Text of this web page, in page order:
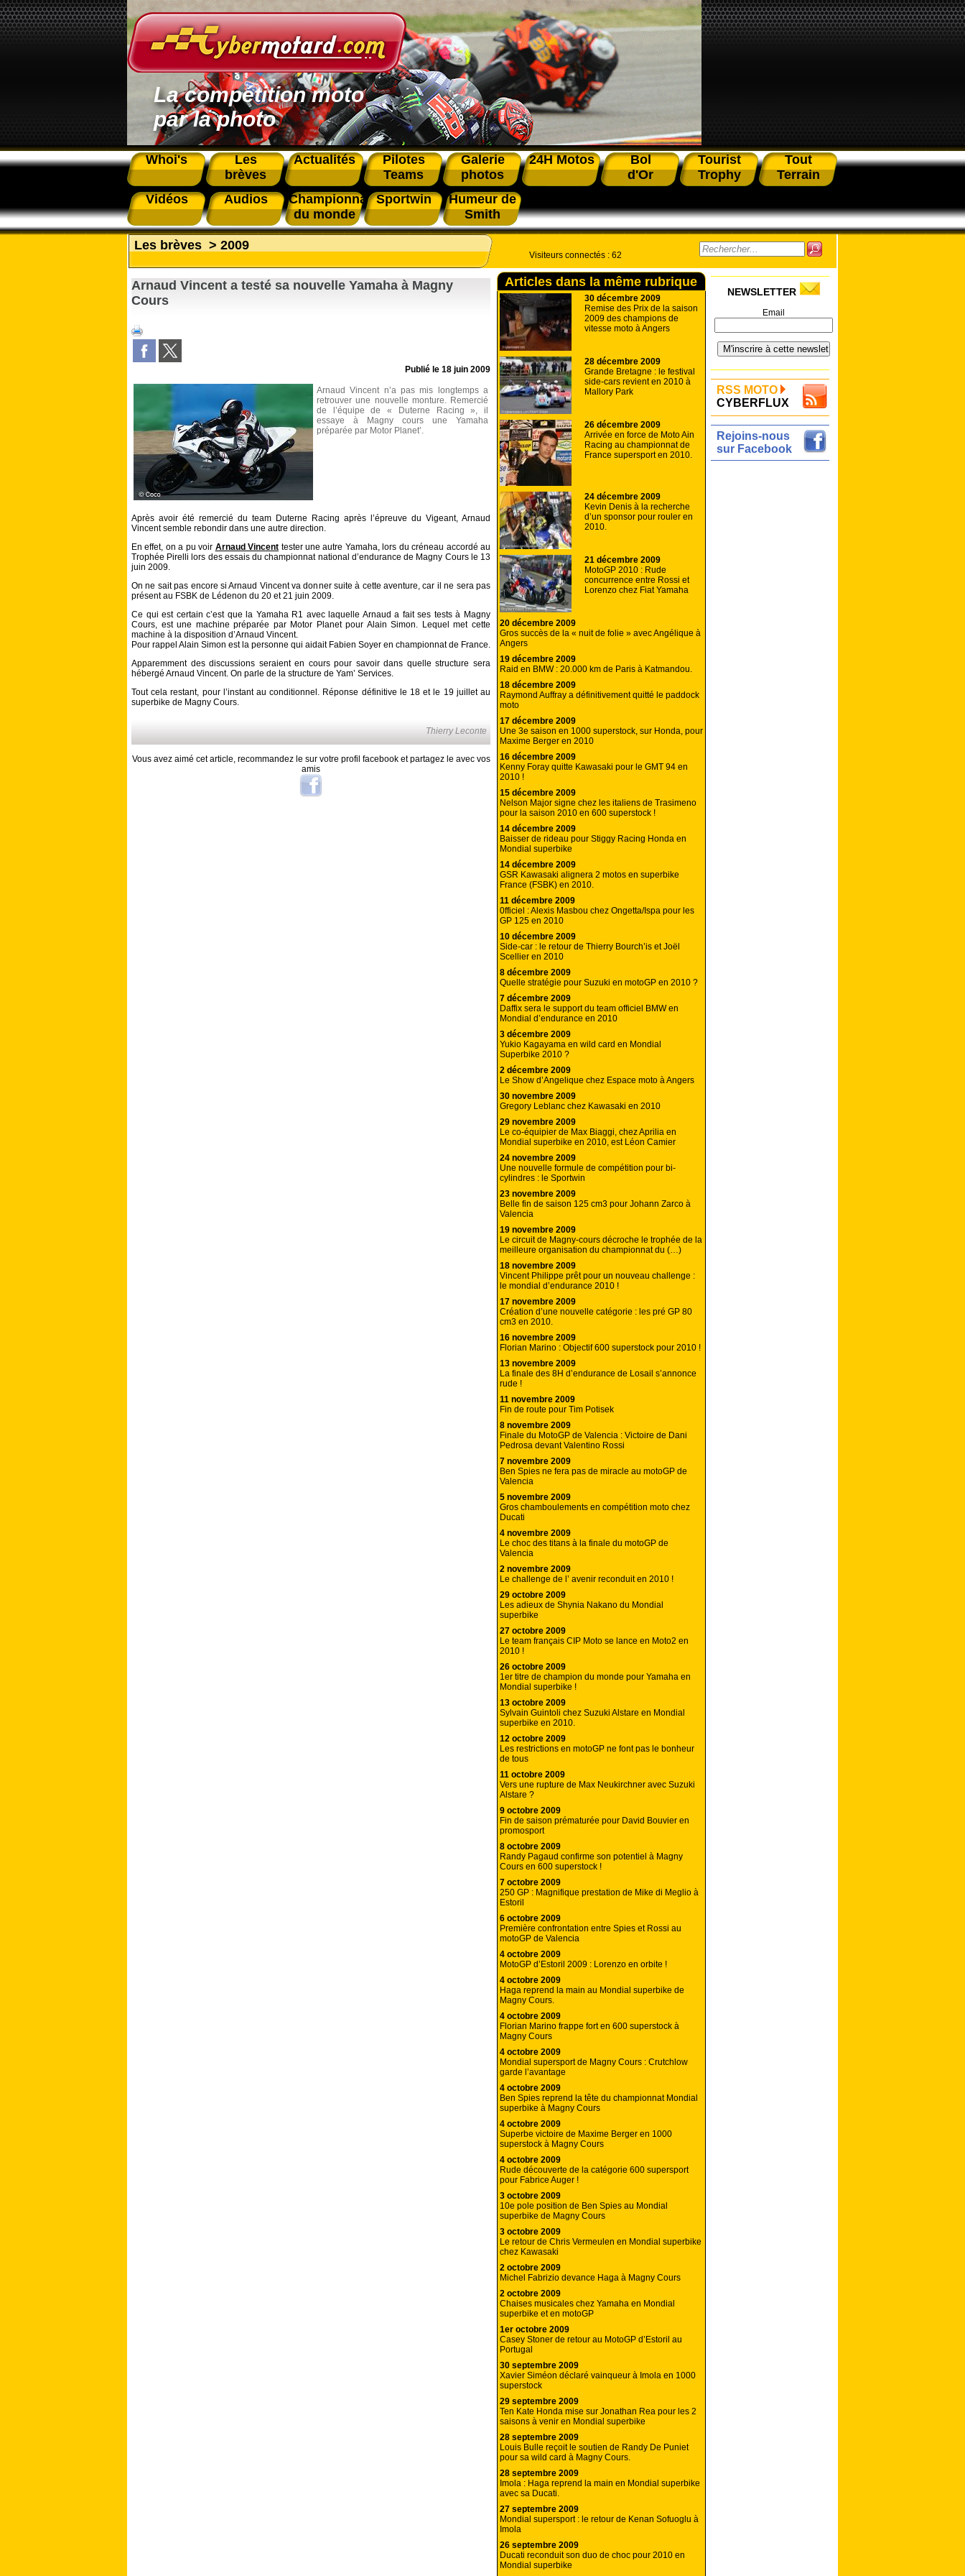
La compétition moto
par la photo
Whoi's
Les
brèves
Actualités
Pilotes
Teams
Galerie
photos
24H Motos
Bol
d'Or
Tourist
Trophy
Tout
Terrain
Vidéos
Audios
Championnat
du monde
Sportwin
Humeur de
Smith
Les brèves > 2009
Arnaud Vincent a testé sa nouvelle Yamaha à Magny
Cours
Publié le 18 juin 2009
Arnaud Vincent n’a pas mis longtemps a
retrouver une nouvelle monture. Remercié
de l’équipe de « Duterne Racing », il
essaye à Magny cours une Yamaha
préparée par Motor Planet’.
Après avoir été remercié du team Duterne Racing après l’épreuve du Vigeant, Arnaud
Vincent semble rebondir dans une autre direction.
En effet, on a pu voir Arnaud Vincent tester une autre Yamaha, lors du créneau accordé au
Trophée Pirelli lors des essais du championnat national d’endurance de Magny Cours le 13
juin 2009.
On ne sait pas encore si Arnaud Vincent va donner suite à cette aventure, car il ne sera pas
présent au FSBK de Lédenon du 20 et 21 juin 2009.
Ce qui est certain c’est que la Yamaha R1 avec laquelle Arnaud a fait ses tests à Magny
Cours, est une machine préparée par Motor Planet pour Alain Simon. Lequel met cette
machine à la disposition d’Arnaud Vincent.
Pour rappel Alain Simon est la personne qui aidait Fabien Soyer en championnat de France.
Apparemment des discussions seraient en cours pour savoir dans quelle structure sera
hébergé Arnaud Vincent. On parle de la structure de Yam’ Services.
Tout cela restant, pour l’instant au conditionnel. Réponse définitive le 18 et le 19 juillet au
superbike de Magny Cours.
Thierry Leconte
Vous avez aimé cet article, recommandez le sur votre profil facebook et partagez le avec vos
amis
Visiteurs connectés : 62
Articles dans la même rubrique
30 décembre 2009
Remise des Prix de la saison
2009 des champions de
vitesse moto à Angers
28 décembre 2009
Grande Bretagne : le festival
side-cars revient en 2010 à
Mallory Park
26 décembre 2009
Arrivée en force de Moto Ain
Racing au championnat de
France supersport en 2010.
24 décembre 2009
Kevin Denis à la recherche
d’un sponsor pour rouler en
2010.
21 décembre 2009
MotoGP 2010 : Rude
concurrence entre Rossi et
Lorenzo chez Fiat Yamaha
20 décembre 2009
Gros succès de la « nuit de folie » avec Angélique à
Angers
19 décembre 2009
Raid en BMW : 20.000 km de Paris à Katmandou.
18 décembre 2009
Raymond Auffray a définitivement quitté le paddock
moto
17 décembre 2009
Une 3e saison en 1000 superstock, sur Honda, pour
Maxime Berger en 2010
16 décembre 2009
Kenny Foray quitte Kawasaki pour le GMT 94 en
2010 !
15 décembre 2009
Nelson Major signe chez les italiens de Trasimeno
pour la saison 2010 en 600 superstock !
14 décembre 2009
Baisser de rideau pour Stiggy Racing Honda en
Mondial superbike
14 décembre 2009
GSR Kawasaki alignera 2 motos en superbike
France (FSBK) en 2010.
11 décembre 2009
0fficiel : Alexis Masbou chez Ongetta/Ispa pour les
GP 125 en 2010
10 décembre 2009
Side-car : le retour de Thierry Bourch’is et Joël
Scellier en 2010
8 décembre 2009
Quelle stratégie pour Suzuki en motoGP en 2010 ?
7 décembre 2009
Daffix sera le support du team officiel BMW en
Mondial d’endurance en 2010
3 décembre 2009
Yukio Kagayama en wild card en Mondial
Superbike 2010 ?
2 décembre 2009
Le Show d’Angelique chez Espace moto à Angers
30 novembre 2009
Gregory Leblanc chez Kawasaki en 2010
29 novembre 2009
Le co-équipier de Max Biaggi, chez Aprilia en
Mondial superbike en 2010, est Léon Camier
24 novembre 2009
Une nouvelle formule de compétition pour bi-
cylindres : le Sportwin
23 novembre 2009
Belle fin de saison 125 cm3 pour Johann Zarco à
Valencia
19 novembre 2009
Le circuit de Magny-cours décroche le trophée de la
meilleure organisation du championnat du (…)
18 novembre 2009
Vincent Philippe prêt pour un nouveau challenge :
le mondial d’endurance 2010 !
17 novembre 2009
Création d’une nouvelle catégorie : les pré GP 80
cm3 en 2010.
16 novembre 2009
Florian Marino : Objectif 600 superstock pour 2010 !
13 novembre 2009
La finale des 8H d’endurance de Losail s’annonce
rude !
11 novembre 2009
Fin de route pour Tim Potisek
8 novembre 2009
Finale du MotoGP de Valencia : Victoire de Dani
Pedrosa devant Valentino Rossi
7 novembre 2009
Ben Spies ne fera pas de miracle au motoGP de
Valencia
5 novembre 2009
Gros chamboulements en compétition moto chez
Ducati
4 novembre 2009
Le choc des titans à la finale du motoGP de
Valencia
2 novembre 2009
Le challenge de l’ avenir reconduit en 2010 !
29 octobre 2009
Les adieux de Shynia Nakano du Mondial
superbike
27 octobre 2009
Le team français CIP Moto se lance en Moto2 en
2010 !
26 octobre 2009
1er titre de champion du monde pour Yamaha en
Mondial superbike !
13 octobre 2009
Sylvain Guintoli chez Suzuki Alstare en Mondial
superbike en 2010.
12 octobre 2009
Les restrictions en motoGP ne font pas le bonheur
de tous
11 octobre 2009
Vers une rupture de Max Neukirchner avec Suzuki
Alstare ?
9 octobre 2009
Fin de saison prématurée pour David Bouvier en
promosport
8 octobre 2009
Randy Pagaud confirme son potentiel à Magny
Cours en 600 superstock !
7 octobre 2009
250 GP : Magnifique prestation de Mike di Meglio à
Estoril
6 octobre 2009
Première confrontation entre Spies et Rossi au
motoGP de Valencia
4 octobre 2009
MotoGP d’Estoril 2009 : Lorenzo en orbite !
4 octobre 2009
Haga reprend la main au Mondial superbike de
Magny Cours.
4 octobre 2009
Florian Marino frappe fort en 600 superstock à
Magny Cours
4 octobre 2009
Mondial supersport de Magny Cours : Crutchlow
garde l’avantage
4 octobre 2009
Ben Spies reprend la tête du championnat Mondial
superbike à Magny Cours
4 octobre 2009
Superbe victoire de Maxime Berger en 1000
superstock à Magny Cours
4 octobre 2009
Rude découverte de la catégorie 600 supersport
pour Fabrice Auger !
3 octobre 2009
10e pole position de Ben Spies au Mondial
superbike de Magny Cours
3 octobre 2009
Le retour de Chris Vermeulen en Mondial superbike
chez Kawasaki
2 octobre 2009
Michel Fabrizio devance Haga à Magny Cours
2 octobre 2009
Chaises musicales chez Yamaha en Mondial
superbike et en motoGP
1er octobre 2009
Casey Stoner de retour au MotoGP d’Estoril au
Portugal
30 septembre 2009
Xavier Siméon déclaré vainqueur à Imola en 1000
superstock
29 septembre 2009
Ten Kate Honda mise sur Jonathan Rea pour les 2
saisons à venir en Mondial superbike
28 septembre 2009
Louis Bulle reçoit le soutien de Randy De Puniet
pour sa wild card à Magny Cours.
28 septembre 2009
Imola : Haga reprend la main en Mondial superbike
avec sa Ducati.
27 septembre 2009
Mondial supersport : le retour de Kenan Sofuoglu à
Imola
26 septembre 2009
Ducati reconduit son duo de choc pour 2010 en
Mondial superbike
NEWSLETTER
Email
RSS MOTO
CYBERFLUX
Rejoins-nous
sur Facebook